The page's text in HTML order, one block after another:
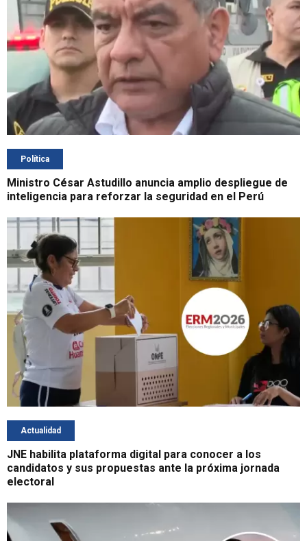
Política
Ministro César Astudillo anuncia amplio despliegue de
inteligencia para reforzar la seguridad en el Perú
Actualidad
JNE habilita plataforma digital para conocer a los
candidatos y sus propuestas ante la próxima jornada
electoral